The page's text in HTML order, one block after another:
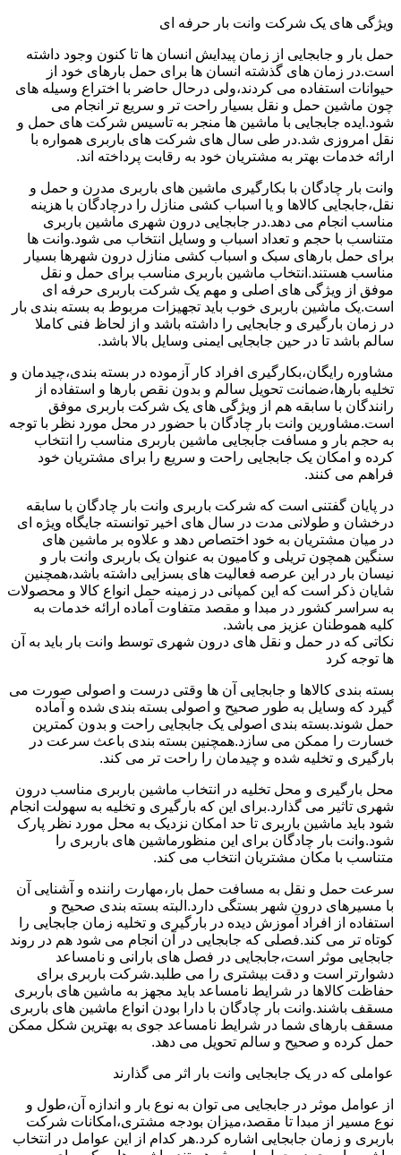
ویژگی های یک شرکت وانت بار حرفه ای
حمل بار و جابجایی از زمان پیدایش انسان ها تا کنون وجود داشته
است.در زمان های گذشته انسان ها برای حمل بارهای خود از
حیوانات استفاده می کردند،ولی درحال حاضر با اختراع وسیله های
چون ماشین حمل و نقل بسیار راحت تر و سریع تر انجام می
شود.ایده جابجایی با ماشین ها منجر به تاسیس شرکت های حمل و
نقل امروزی شد.در طی سال های شرکت های باربری همواره با
ارائه خدمات بهتر به مشتریان خود به رقابت پرداخته اند.
وانت بار چادگان با بکارگیری ماشین های باربری مدرن و حمل و
نقل،جابجایی کالاها و یا اسباب کشی منازل را درچادگان با هزینه
مناسب انجام می دهد.در جابجایی درون شهری ماشین باربری
متناسب با حجم و تعداد اسباب و وسایل انتخاب می شود.وانت ها
برای حمل بارهای سبک و اسباب کشی منازل درون شهرها بسیار
مناسب هستند.انتخاب ماشین باربری مناسب برای حمل و نقل
موفق از ویژگی های اصلی و مهم یک شرکت باربری حرفه ای
است.یک ماشین باربری خوب باید تجهیزات مربوط به بسته بندی بار
در زمان بارگیری و جابجایی را داشته باشد و از لحاظ فنی کاملا
سالم باشد تا در حین جابجایی ایمنی وسایل بالا باشد.
مشاوره رایگان،بکارگیری افراد کار آزموده در بسته بندی،چیدمان و
تخلیه بارها،ضمانت تحویل سالم و بدون نقص بارها و استفاده از
رانندگان با سابقه هم از ویژگی های یک شرکت باربری موفق
است.مشاورین وانت بار چادگان با حضور در محل مورد نظر با توجه
به حجم بار و مسافت جابجایی ماشین باربری مناسب را انتخاب
کرده و امکان یک جابجایی راحت و سریع را برای مشتریان خود
فراهم می کنند.
در پایان گفتنی است که شرکت باربری وانت بار چادگان با سابقه
درخشان و طولانی مدت در سال های اخیر توانسته جایگاه ویژه ای
در میان مشتریان به خود اختصاص دهد و علاوه بر ماشین های
سنگین همچون تریلی و کامیون به عنوان یک باربری وانت بار و
نیسان بار در این عرصه فعالیت های بسزایی داشته باشد،همچنین
شایان ذکر است که این کمپانی در زمینه حمل انواع کالا و محصولات
به سراسر کشور در مبدا و مقصد متفاوت آماده ارائه خدمات به
کلیه هموطنان عزیز می باشد.
نکاتی که در حمل و نقل های درون شهری توسط وانت بار باید به آن
ها توجه کرد
بسته بندی کالاها و جابجایی آن ها وقتی درست و اصولی صورت می
گیرد که وسایل به طور صحیح و اصولی بسته بندی شده و آماده
حمل شوند.بسته بندی اصولی یک جابجایی راحت و بدون کمترین
خسارت را ممکن می سازد.همچنین بسته بندی باعث سرعت در
بارگیری و تخلیه شده و چیدمان را راحت تر می کند.
محل بارگیری و محل تخلیه در انتخاب ماشین باربری مناسب درون
شهری تاثیر می گذارد.برای این که بارگیری و تخلیه به سهولت انجام
شود باید ماشین باربری تا حد امکان نزدیک به محل مورد نظر پارک
شود.وانت بار چادگان برای این منظورماشین های باربری را
متناسب با مکان مشتریان انتخاب می کند.
سرعت حمل و نقل به مسافت حمل بار،مهارت راننده و آشنایی آن
با مسیرهای درون شهر بستگی دارد.البته بسته بندی صحیح و
استفاده از افراد آموزش دیده در بارگیری و تخلیه زمان جابجایی را
کوتاه تر می کند.فصلی که جابجایی در آن انجام می شود هم در روند
جابجایی موثر است،جابجایی در فصل های بارانی و نامساعد
دشوارتر است و دقت بیشتری را می طلبد.شرکت باربری برای
حفاظت کالاها در شرایط نامساعد باید مجهز به ماشین های باربری
مسقف باشند.وانت بار چادگان با دارا بودن انواع ماشین های باربری
مسقف بارهای شما در شرایط نامساعد جوی به بهترین شکل ممکن
حمل کرده و صحیح و سالم تحویل می دهد.
عواملی که در یک جابجایی وانت بار اثر می گذارند
از عوامل موثر در جابجایی می توان به نوع بار و اندازه آن،طول و
نوع مسیر از مبدا تا مقصد،میزان بودجه مشتری،امکانات شرکت
باربری و زمان جابجایی اشاره کرد.هر کدام از این عوامل در انتخاب